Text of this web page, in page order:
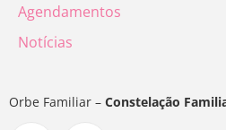
Agendamentos
Notícias
Orbe Familiar – Constelação